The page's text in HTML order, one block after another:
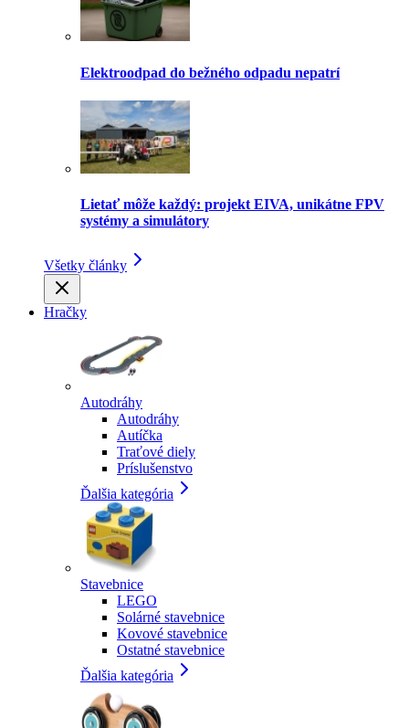
Elektroodpad do bežného odpadu nepatrí
Lietať môže každý: projekt EIVA, unikátne FPV
systémy a simulátory
Všetky články
Hračky
Autodráhy
Autodráhy
Autíčka
Traťové diely
Príslušenstvo
Ďalšia kategória
Stavebnice
LEGO
Solárné stavebnice
Kovové stavebnice
Ostatné stavebnice
Ďalšia kategória